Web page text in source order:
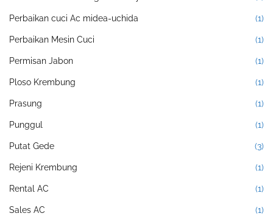
Perbaikan cuci Ac midea-uchida (1)
Perbaikan Mesin Cuci (1)
Permisan Jabon (1)
Ploso Krembung (1)
Prasung (1)
Punggul (1)
Putat Gede (3)
Rejeni Krembung (1)
Rental AC (1)
Sales AC (1)